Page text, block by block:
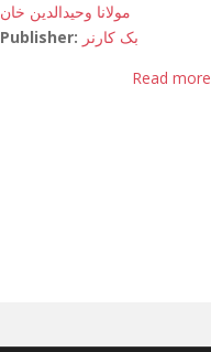
مولانا وحیدالدین خان
Publisher: بک کارنر
Read more